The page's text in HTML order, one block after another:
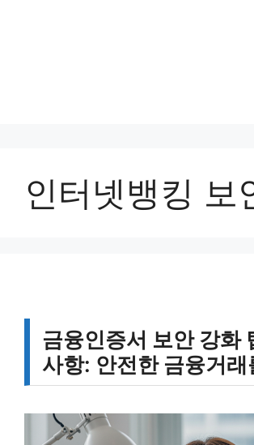
인터넷뱅킹 보
금융인증서 보안 강화
사항: 안전한 금융거래